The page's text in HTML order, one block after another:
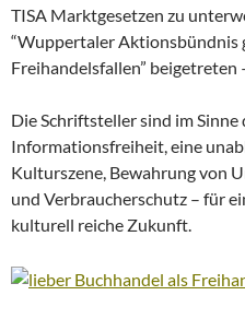
TISA Marktgesetzen zu
“Wuppertaler Aktionsbündnis
Freihandelsfallen”
Die Schriftsteller sind im
Informationsfreiheit, eine
Kulturszene, Bewahrung von
und Verbraucherschutz – für
kulturell reiche Zukunft.